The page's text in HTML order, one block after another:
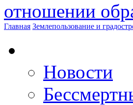
отношении
Главная Землепользование и
Новости